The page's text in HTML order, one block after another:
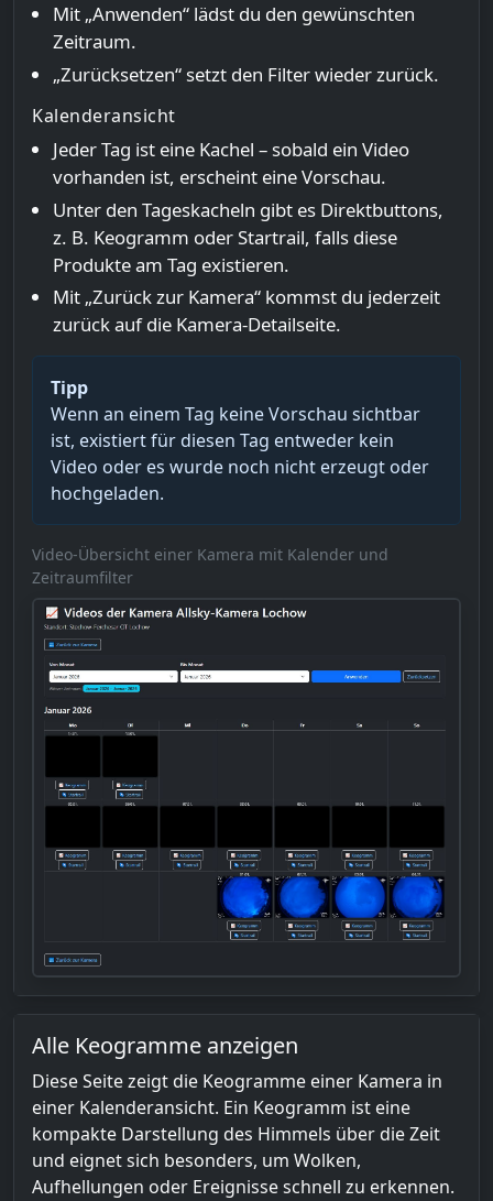
Mit „Anwenden“ lädst du den gewünschten
Zeitraum.
„Zurücksetzen“ setzt den Filter wieder zurück.
Kalenderansicht
Jeder Tag ist eine Kachel – sobald ein Video
vorhanden ist, erscheint eine Vorschau.
Unter den Tageskacheln gibt es Direktbuttons,
z. B. Keogramm oder Startrail, falls diese
Produkte am Tag existieren.
Mit „Zurück zur Kamera“ kommst du jederzeit
zurück auf die Kamera-Detailseite.
Tipp
Wenn an einem Tag keine Vorschau sichtbar
ist, existiert für diesen Tag entweder kein
Video oder es wurde noch nicht erzeugt oder
hochgeladen.
Video-Übersicht einer Kamera mit Kalender und
Zeitraumfilter
Alle Keogramme anzeigen
Diese Seite zeigt die Keogramme einer Kamera in
einer Kalenderansicht. Ein Keogramm ist eine
kompakte Darstellung des Himmels über die Zeit
und eignet sich besonders, um Wolken,
Aufhellungen oder Ereignisse schnell zu erkennen.